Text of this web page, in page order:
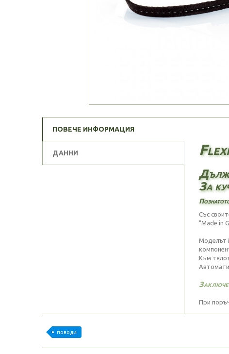
ПОВЕЧЕ ИНФОРМАЦИЯ
ДАННИ
За
Със
"Made in
Моделът
Към
При
поводи